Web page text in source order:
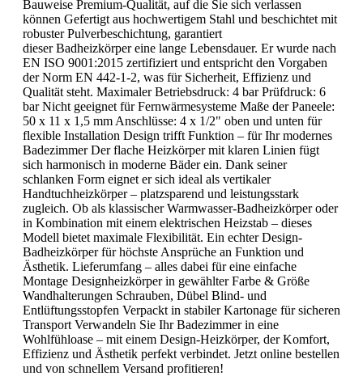
Bauweise Premium-Qualität, auf die Sie sich verlassen
können Gefertigt aus hochwertigem Stahl und beschichtet mit
robuster Pulverbeschichtung, garantiert
dieser Badheizkörper eine lange Lebensdauer. Er wurde nach
EN ISO 9001:2015 zertifiziert und entspricht den Vorgaben
der Norm EN 442-1-2, was für Sicherheit, Effizienz und
Qualität steht. Maximaler Betriebsdruck: 4 bar Prüfdruck: 6
bar Nicht geeignet für Fernwärmesysteme Maße der Paneele:
50 x 11 x 1,5 mm Anschlüsse: 4 x 1/2" oben und unten für
flexible Installation Design trifft Funktion – für Ihr modernes
Badezimmer Der flache Heizkörper mit klaren Linien fügt
sich harmonisch in moderne Bäder ein. Dank seiner
schlanken Form eignet er sich ideal als vertikaler
Handtuchheizkörper – platzsparend und leistungsstark
zugleich. Ob als klassischer Warmwasser-Badheizkörper oder
in Kombination mit einem elektrischen Heizstab – dieses
Modell bietet maximale Flexibilität. Ein echter Design-
Badheizkörper für höchste Ansprüche an Funktion und
Ästhetik. Lieferumfang – alles dabei für eine einfache
Montage Designheizkörper in gewählter Farbe & Größe
Wandhalterungen Schrauben, Dübel Blind- und
Entlüftungsstopfen Verpackt in stabiler Kartonage für sicheren
Transport Verwandeln Sie Ihr Badezimmer in eine
Wohlfühloase – mit einem Design-Heizkörper, der Komfort,
Effizienz und Ästhetik perfekt verbindet. Jetzt online bestellen
und von schnellem Versand profitieren!